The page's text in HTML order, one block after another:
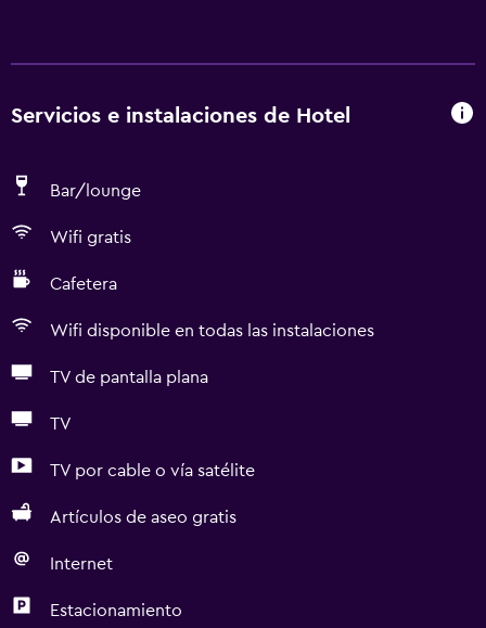
Servicios e instalaciones de Hotel
Bar/lounge
Wifi gratis
Cafetera
Wifi disponible en todas las instalaciones
TV de pantalla plana
TV
TV por cable o vía satélite
Artículos de aseo gratis
Internet
Estacionamiento